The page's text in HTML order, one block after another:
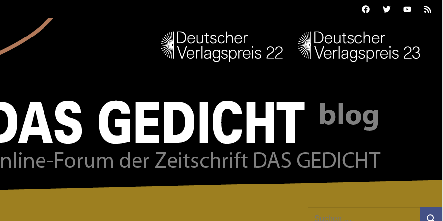
FacebookTwitterYoutubeFeed
Suchen